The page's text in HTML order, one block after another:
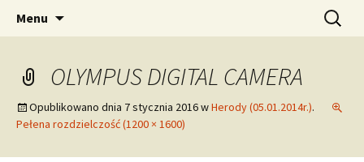
Tomaszowice – Parafia
Rzymskokatolicka
pw. Św. Apostołów Piotra i Pawła
Menu Szukaj:
OLYMPUS DIGITAL CAMERA
Opublikowano dnia 7 stycznia 2016wHerody (05.01.2014r.).
Pełena rozdzielczość (1200 × 1600)